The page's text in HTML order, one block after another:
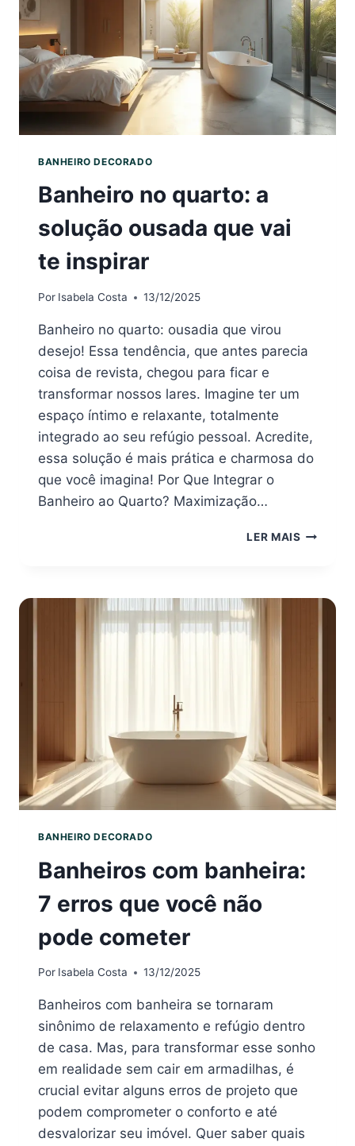
INSPIRAR
BANHEIRO DECORADO
Banheiro no quarto: a
solução ousada que vai
te inspirar
Por Isabela Costa 13/12/2025
Banheiro no quarto: ousadia que virou
desejo! Essa tendência, que antes parecia
coisa de revista, chegou para ficar e
transformar nossos lares. Imagine ter um
espaço íntimo e relaxante, totalmente
integrado ao seu refúgio pessoal. Acredite,
essa solução é mais prática e charmosa do
que você imagina! Por Que Integrar o
Banheiro ao Quarto? Maximização…
LER MAIS
BANHEIRO DECORADO
Banheiros com banheira:
7 erros que você não
pode cometer
Por Isabela Costa 13/12/2025
Banheiros com banheira se tornaram
sinônimo de relaxamento e refúgio dentro
de casa. Mas, para transformar esse sonho
em realidade sem cair em armadilhas, é
crucial evitar alguns erros de projeto que
podem comprometer o conforto e até
desvalorizar seu imóvel. Quer saber quais